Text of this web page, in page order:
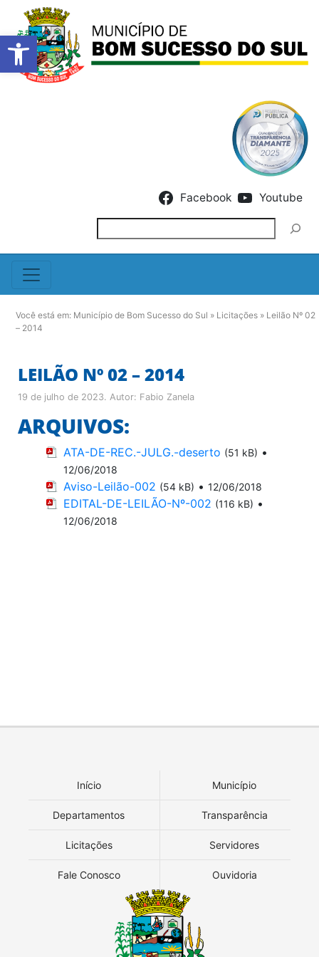
Barra de Ferramentas
Facebook Youtube
Você está em: Município de Bom Sucesso do Sul » Licitações » Leilão Nº 02
– 2014
LEILÃO Nº 02 – 2014
19 de julho de 2023. Autor: Fabio Zanela
ARQUIVOS:
ATA-DE-REC.-JULG.-deserto (51 kB) •
12/06/2018
Aviso-Leilão-002 (54 kB) • 12/06/2018
EDITAL-DE-LEILÃO-Nº-002 (116 kB) •
12/06/2018
Início Município
Departamentos Transparência
Licitações Servidores
Fale Conosco Ouvidoria